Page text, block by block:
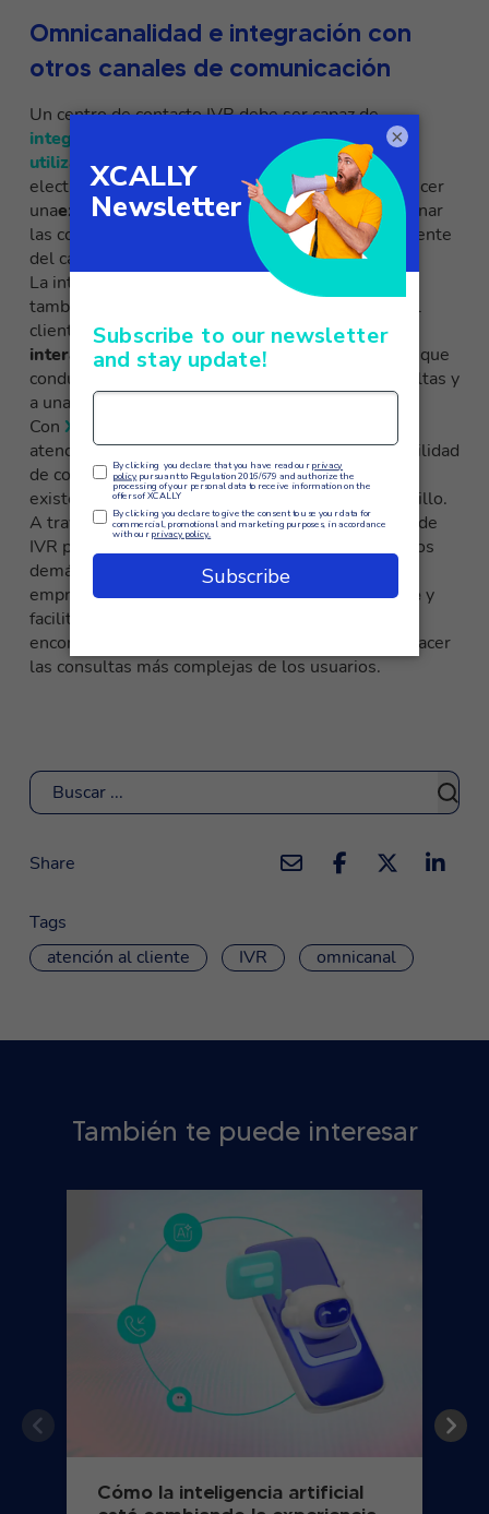
Omnicanalidad e integración con
otros canales de comunicación
Un centro de contacto IVR debe ser capaz de
integrarse con otros canales de comunicación
utilizados por la empresa
como el chat, el correo
electrónico y las redes sociales. Esto permite ofrecer
unaexperiencia omnicanal a los clientes y gestionar
las consultas con mayor eficacia, independientemente
del canal utilizado.
La integración con otros canales de comunicación
también permite a los especialistas en atención al
cliente teneruna visión completa de las
interacciones de los clientes con la empresa
, lo que
conduce a una resolución más rápida de las consultas y
a una mejor experiencia del usuario.
Con XCALLY
atención al cliente, gracias a su escalabilidad y facilidad
de comunicación con los sistemas empresariales
existentes, este trabajo se convierte en algo sencillo.
A través de una interfaz muy intuitiva, la creación de
IVR personalizados y totalmente integrados con los
demás canales utilizados por los clientes de una
empresa permitirá unrecorrido fluido del cliente y
facilitará a los especialistas en atención al cliente
encontrar la información que necesitan para satisfacer
las consultas más complejas de los usuarios.
Buscar
Share
Tags
atención al cliente
IVR omnicanal
También te puede interesar
Cómo la inteligencia artificial
×